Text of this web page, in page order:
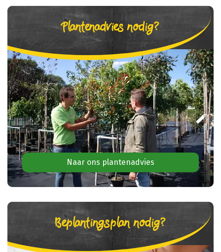
Plantenadvies nodig?
Naar ons plantenadvies
Beplantingsplan nodig?